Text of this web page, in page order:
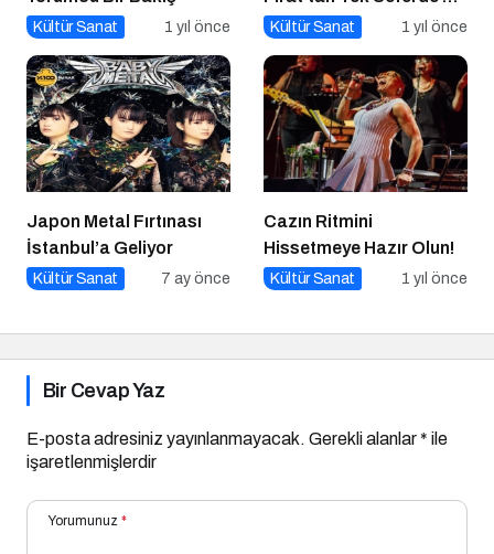
Kültür Sanat 1 yıl önce
Kitap Müjdesi
Kültür Sanat 1 yıl önce
Japon Metal Fırtınası
İstanbul’a Geliyor
Kültür Sanat 7 ay önce
Cazın Ritmini
Hissetmeye Hazır Olun!
Kültür Sanat 1 yıl önce
Bir Cevap Yaz
E-posta adresiniz yayınlanmayacak. Gerekli alanlar* ile
işaretlenmişlerdir
Yorumunuz *